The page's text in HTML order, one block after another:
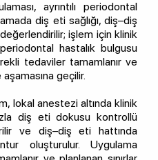
ayrıntılı periodontal
diş eti sağlığı, diş–diş
işlem için klinik
hastalık bulgusu
tedaviler tamamlanır ve
geçilir.
lokal anestezi altında klinik
diş eti dokusu kontrollü
ve diş–diş eti hattında
oluşturulur. Uygulama